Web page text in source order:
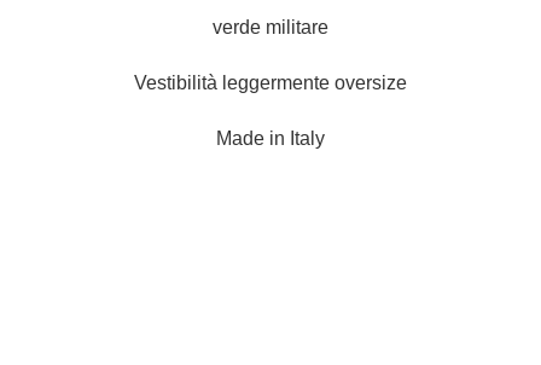
verde militare
Vestibilità leggermente oversize
Made in Italy